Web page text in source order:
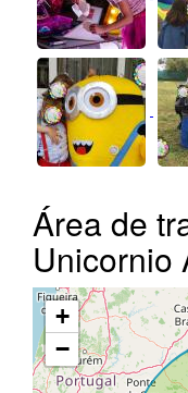
Área de
Unicornio
+
−